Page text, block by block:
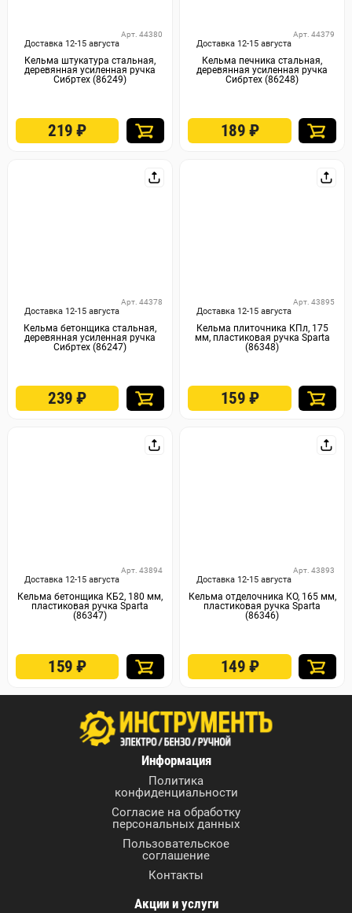
Доставка 12-15 августа
Арт. 44380
Кельма штукатура стальная,
деревянная усиленная ручка
Сибртех (86249)
219₽
Доставка 12-15 августа
Арт. 44379
Кельма печника стальная,
деревянная усиленная ручка
Сибртех (86248)
189 ₽
Доставка 12-15 августа
Арт. 44378
Кельма бетонщика стальная,
деревянная усиленная ручка
Сибртех (86247)
239₽
Доставка 12-15 августа
Арт. 43895
Кельма плиточника КПл, 175
мм, пластиковая ручка Sparta
(86348)
159 ₽
Доставка 12-15 августа
Арт. 43894
Кельма бетонщика КБ2, 180 мм,
пластиковая ручка Sparta
(86347)
159₽
Доставка 12-15 августа
Арт. 43893
Кельма отделочника КО, 165 мм,
пластиковая ручка Sparta
(86346)
149 ₽
Арт. 43892
Доставка 12-15 августа